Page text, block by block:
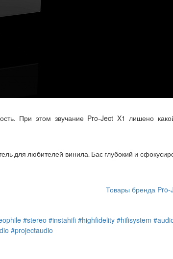
При этом звучание Pro-Ject X1 лишено
для любителей винила. Бас глубокий и
Товары бренда Pro-
#stereo #instahifi #highfidelity #hifisystem
#projectaudio